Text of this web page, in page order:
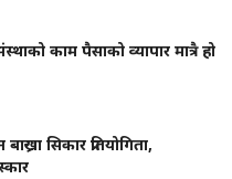
काम पैसाको व्यापार मात्रै हो
सिकार प्रतियोगिता,